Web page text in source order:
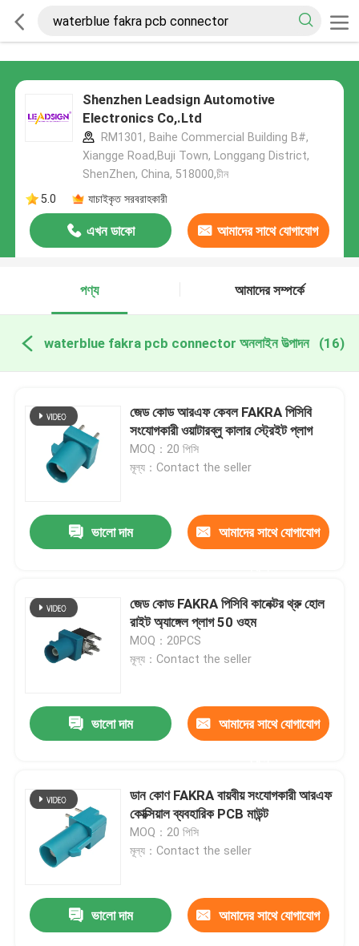
Shenzhen Leadsign Automotive
Electronics Co,.Ltd
RM1301, Baihe Commercial Building B#,
Xiangge Road,Buji Town, Longgang District,
ShenZhen, China, 518000,চীন
5.0
যাচাইকৃত সরবরাহকারী
এখন ডাকো আমাদের সাথে যোগাযোগ
পণ্য
আমাদের সম্পর্কে
waterblue fakra pcb connector অনলাইন উত্পাদন (16)
জেড কোড আরএফ কেবল FAKRA পিসিবি
সংযোগকারী ওয়াটারব্লু কালার স্ট্রেইট প্লাগ
MOQ：20 পিসি
মূল্য：Contact the seller
ভালো দাম আমাদের সাথে যোগাযোগ
জেড কোড FAKRA পিসিবি কানেক্টর থ্রু হোল
রাইট অ্যাঙ্গেল প্লাগ 50 ওহম
MOQ：20PCS
মূল্য：Contact the seller
ভালো দাম আমাদের সাথে যোগাযোগ
ডান কোণ FAKRA বায়বীয় সংযোগকারী আরএফ
কোক্সিয়াল ব্যবহারিক PCB মাউন্ট
MOQ：20 পিসি
মূল্য：Contact the seller
ভালো দাম আমাদের সাথে যোগাযোগ